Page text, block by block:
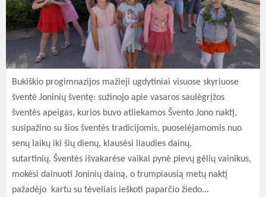
Bukiškio progimnazijos mažieji ugdytiniai visuose skyriuose
šventė Joninių šventę: sužinojo apie vasaros saulėgrįžos
šventės apeigas, kurios buvo atliekamos Švento Jono naktį,
susipažino su šios šventės tradicijomis, puoselėjamomis nuo
senų laikų iki šių dienų, klausėsi liaudies dainų,
sutartinių. Šventės išvakarėse vaikai pynė pievų gėlių vainikus,
mokėsi dainuoti Joninių dainą, o trumpiausią metų naktį
pažadėjo kartu su tėveliais ieškoti paparčio žiedo...